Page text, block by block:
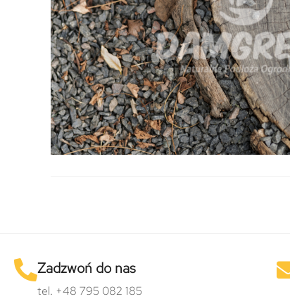
Zadzwoń do nas
tel. +48 795 082 185